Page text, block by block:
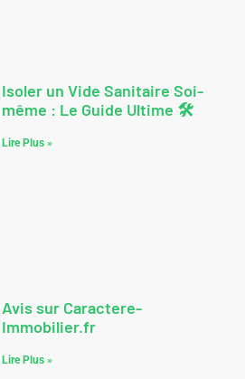
Isoler un Vide Sanitaire Soi-
même : Le Guide Ultime 🛠️
Lire Plus »
Avis sur Caractere-
Immobilier.fr
Lire Plus »